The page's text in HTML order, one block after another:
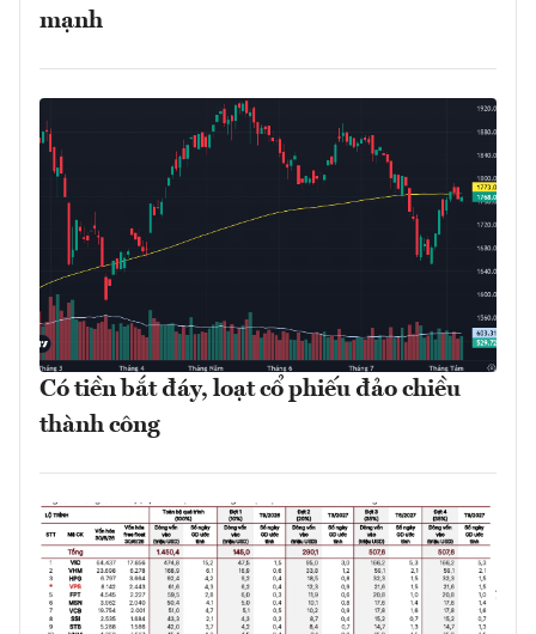
mạnh
Có tiền bắt đáy, loạt cổ phiếu đảo chiều
thành công